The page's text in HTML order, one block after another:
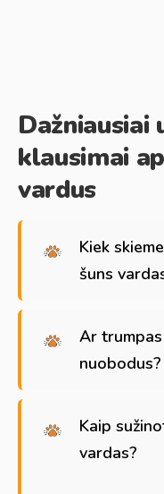
Dažniausiai
klausimai
vardus
Kiek
šuns
Ar
nuobodus?
Kaip
vardas?